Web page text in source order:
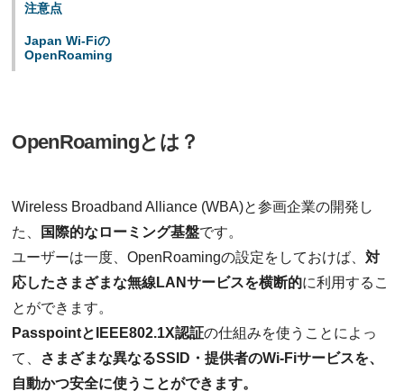
注意点
Japan Wi-Fiの
OpenRoaming
OpenRoamingとは？
Wireless Broadband Alliance (WBA)と参画企業の開発し
た、
国際的なローミング基盤です。
ユーザーは一度、OpenRoamingの設定をしておけば、対
応したさまざまな無線LANサービスを横断的に利用するこ
とができます。
PasspointとIEEE802.1X認証の仕組みを使うことによっ
て、 さまざまな異なるSSID・提供者のWi-Fiサービスを、
自動かつ安全に使うことができます。